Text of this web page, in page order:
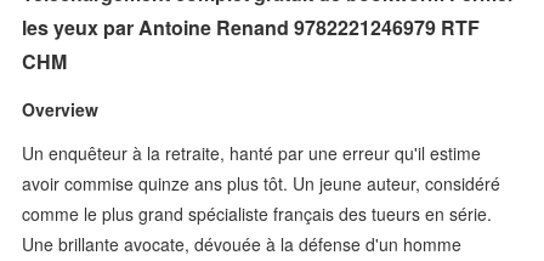
les yeux par Antoine Renand 9782221246979 RTF
CHM
Overview
Un enquêteur à la retraite, hanté par une erreur qu'il estime
avoir commise quinze ans plus tôt. Un jeune auteur, considéré
comme le plus grand spécialiste français des tueurs en série.
Une brillante avocate, dévouée à la défense d'un homme